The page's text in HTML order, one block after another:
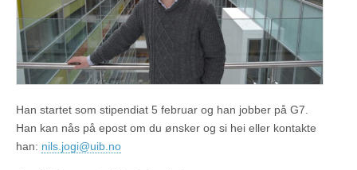
Han startet som stipendiat 5 februar og han jobber på G7.
Han kan nås på epost om du ønsker og si hei eller kontakte
han: nils.jogi@uib.no